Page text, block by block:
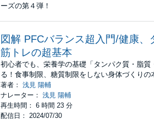
ーズの第４弾！
図解 PFCバランス超入門/健康、
筋トレの超基本
初心者でも、栄養学の基礎「タンパク質・脂質
る！食事制限、糖質制限をしない身体づくりの
著者： 浅見 陽輔
ナレーター： 浅見 陽輔
再生時間： 6 時間 23 分
配信日： 2024/07/30